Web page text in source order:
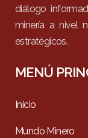
diálogo
minería a nivel
estratégicos.
MENÚ
Inicio
Mundo Minero